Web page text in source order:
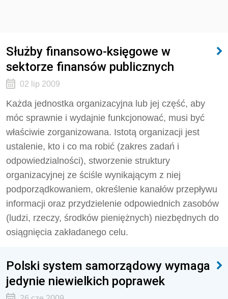
Służby finansowo-księgowe w
sektorze finansów publicznych
02 lip 2009
Każda jednostka organizacyjna lub jej część, aby
móc sprawnie i wydajnie funkcjonować, musi być
właściwie zorganizowana. Istotą organizacji jest
ustalenie, kto i co ma robić (zakres zadań i
odpowiedzialności), stworzenie struktury
organizacyjnej ze ściśle wynikającym z niej
podporządkowaniem, określenie kanałów przepływu
informacji oraz przydzielenie odpowiednich zasobów
(ludzi, rzeczy, środków pieniężnych) niezbędnych do
osiągnięcia zakładanego celu.
Polski system samorządowy wymaga
jedynie niewielkich poprawek